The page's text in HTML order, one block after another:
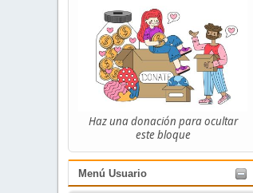
Haz una donación para ocultar
este bloque
Menú Usuario